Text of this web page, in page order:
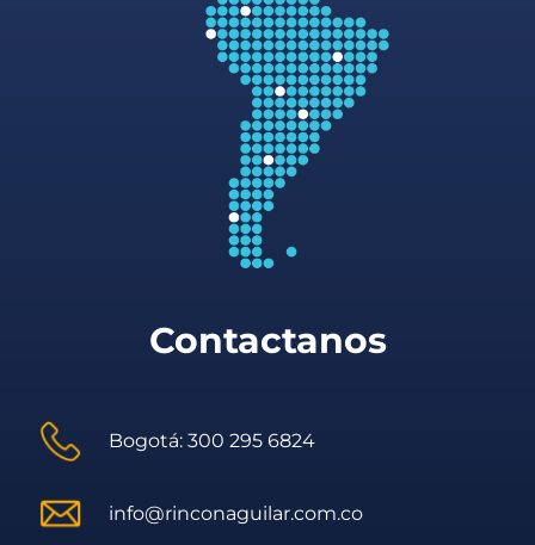
Contactanos
Bogotá: 300 295 6824
info@rinconaguilar.com.co